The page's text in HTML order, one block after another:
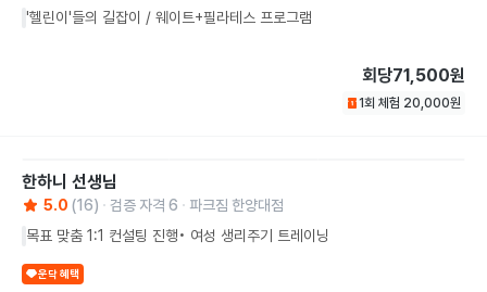
'헬린이'들의 길잡이 / 웨이트+필라테스 프로그램
회당71,500원
1회 체험 20,000원
한하니 선생님
5.0 (16) 검증 자격 6
파크짐 한양대점
목표 맞춤 1:1 컨설팅 진행• 여성 생리주기 트레이닝
운닥 혜택